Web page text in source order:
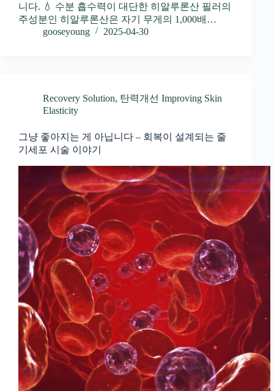
니다. 💧 수분 흡수력이 대단한 히알루론산 필러의
주성분인 히알루론산은 자기 무게의 1,000배…
gooseyoung
2025-04-30
Recovery Solution, 탄력개선 Improving Skin
Elasticity
그냥 좋아지는 게 아닙니다 – 회복이 설계되는 줄
기세포 시술 이야기